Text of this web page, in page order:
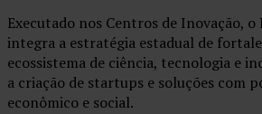
Executado nos Centros de Inovação,
integra a estratégia estadual de
ecossistema de ciência, tecnologia e
a criação de startups e soluções com
econômico e social.